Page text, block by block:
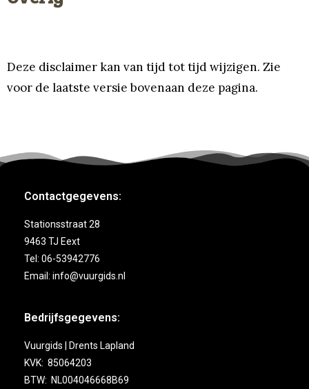
Deze disclaimer kan van tijd tot tijd wijzigen. Zie
voor de laatste versie bovenaan deze pagina.
Contactgegevens:
Stationsstraat 28
9463 TJ Eext
Tel: 06-53942776
Email: info@vuurgids.nl
Bedrijfsgegevens:
Vuurgids | Drents Lapland
KVK: 85064203
BTW: NL004046668B69